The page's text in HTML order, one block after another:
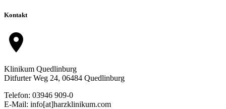
Kontakt
location_on
Klinikum Quedlinburg
Ditfurter Weg 24, 06484 Quedlinburg
Telefon: 03946 909-0
E-Mail: info[at]harzklinikum.com